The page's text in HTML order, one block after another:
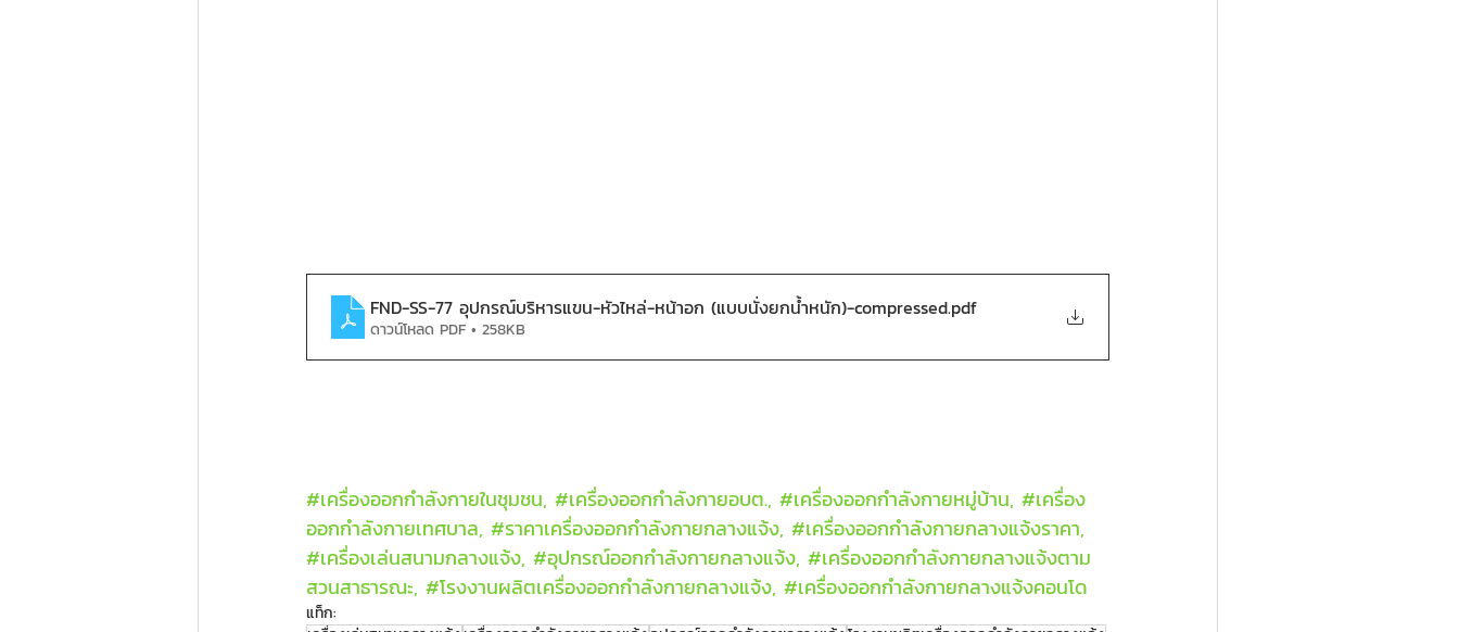
FND-SS-77 อุปกรณ์บริหารแขน-หัวไหล่-หน้าอก (แบบนั่งยกน้ำหนัก)-compressed.pdf
ดาวน์โหลด PDF • 258KB
#เครื่องออกกำลังกายในชุมชน, #เครื่องออกกำลังกายอบต., #เครื่องออกกำลังกายหมู่บ้าน, #เครื่อง
ออกกำลังกายเทศบาล, #ราคาเครื่องออกกำลังกายกลางแจ้ง, #เครื่องออกกำลังกายกลางแจ้งราคา,
#เครื่องเล่นสนามกลางแจ้ง, #อุปกรณ์ออกกำลังกายกลางแจ้ง, #เครื่องออกกำลังกายกลางแจ้งตาม
สวนสาธารณะ, #โรงงานผลิตเครื่องออกกำลังกายกลางแจ้ง, #เครื่องออกกำลังกายกลางแจ้งคอนโด
แท็ก: